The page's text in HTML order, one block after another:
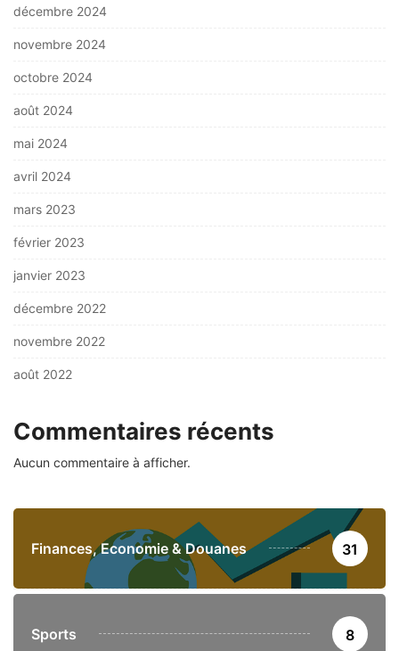
décembre 2024
novembre 2024
octobre 2024
août 2024
mai 2024
avril 2024
mars 2023
février 2023
janvier 2023
décembre 2022
novembre 2022
août 2022
Commentaires récents
Aucun commentaire à afficher.
Finances, Economie & Douanes 31
Sports 8